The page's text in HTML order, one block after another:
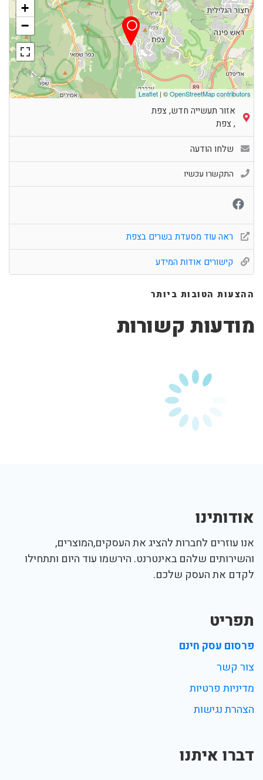
+
−
Leaflet | ©OpenStreetMap contributors
אזור תעשייה חדש, צפת
,צפת
שלחו הודעה
התקשרו עכשיו
ראה עוד מסעדת בשרים בצפת
קישורים אודות המידע
ההצעות הטובות ביותר
מודעות קשורות
אודותינו
אנו עוזרים לחברות להציג את העסקים,המוצרים,
והשירותים שלהם באינטרנט. הירשמו עוד היום ותתחילו
לקדם את העסק שלכם.
תפריט
פרסום עסק חינם
צור קשר
מדיניות פרטיות
הצהרת נגישות
דברו איתנו